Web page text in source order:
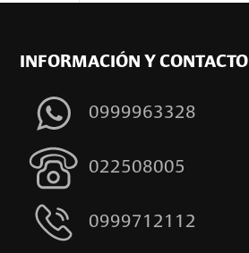
INFORMACIÓN Y CONTACTO
0999963328
022508005
0999712112